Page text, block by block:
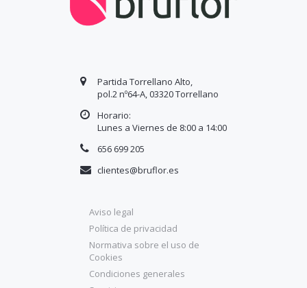
Aviso legal
Política de privacidad
Normativa sobre el uso de
Cookies
Condiciones generales
Partida Torrellano Alto,
pol.2 nº64-A, 03320 Torrellano
Horario:
Lunes a Viernes de 8:00 a 14:00
656 699 205
clientes@bruflor.es